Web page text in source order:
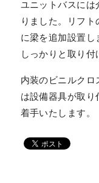
ユニットバスには
りました。リフ
に梁を追加設置
しっかりと取り付
内装のビニルクロ
は設備器具が取り
着手いたします。